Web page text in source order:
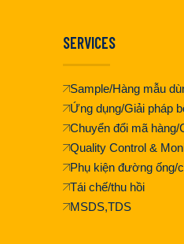
SERVICES
Sample/Hàng mẫu
Ứng dụng/Giải pháp
Chuyển đổi mã hàng/
Quality Control &
Phụ kiện đường ống/
Tái chế/thu hồi
MSDS,TDS